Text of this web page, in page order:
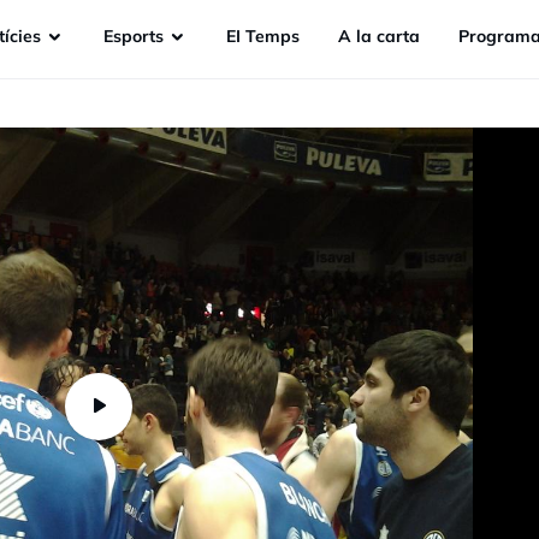
Esports EI Temps A la carta